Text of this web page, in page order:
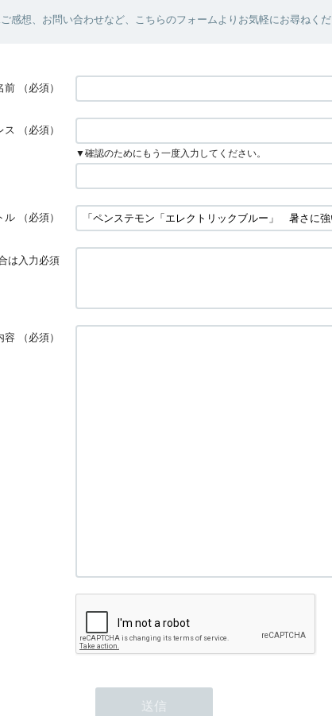
感想、お問い合わせなど、こちらのフォームよりお気軽にお尋ねく
前 （必須）
ス （必須）
▼確認のためにもう一度入力してください。
ル （必須）
は入力必須
容 （必須）